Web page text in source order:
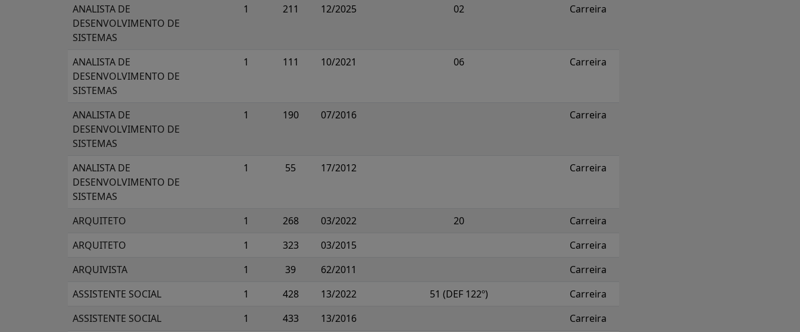
ANALISTA DE
DESENVOLVIMENTO DE
SISTEMAS
1 211 12/2025 02 Carreira
ANALISTA DE
DESENVOLVIMENTO DE
SISTEMAS
1 111 10/2021 06 Carreira
ANALISTA DE
DESENVOLVIMENTO DE
SISTEMAS
1 190 07/2016 Carreira
ANALISTA DE
DESENVOLVIMENTO DE
SISTEMAS
1 55 17/2012 Carreira
ARQUITETO 1 268 03/2022 20
Carreira
ARQUITETO
1 323 03/2015
Carreira
ARQUIVISTA
1 39 62/2011
Carreira
ASSISTENTE SOCIAL
1 428 13/2022 51 (DEF 122º)
Carreira
ASSISTENTE SOCIAL
1 433 13/2016
Carreira